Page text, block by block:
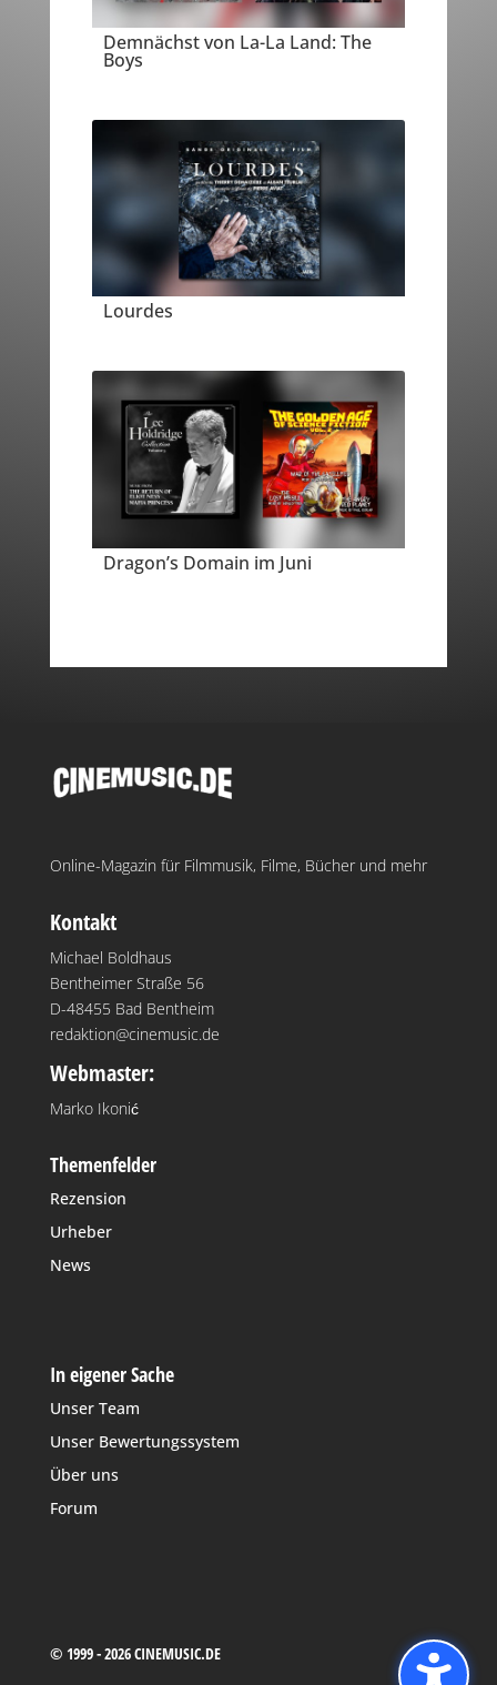
Demnächst von La-La Land: The
Boys
Lourdes
Dragon’s Domain im Juni
Online-Magazin für Filmmusik, Filme, Bücher und mehr
Kontakt
Michael Boldhaus
Bentheimer Straße 56
D-48455 Bad Bentheim
redaktion@cinemusic.de
Webmaster:
Marko Ikonić
Themenfelder
Rezension
Urheber
News
In eigener Sache
Unser Team
Unser Bewertungssystem
Über uns
Forum
© 1999 - 2026 CINEMUSIC.DE